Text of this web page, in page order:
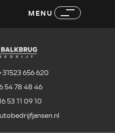
MENU
656 620
54 78 48 46
53 11 09 10